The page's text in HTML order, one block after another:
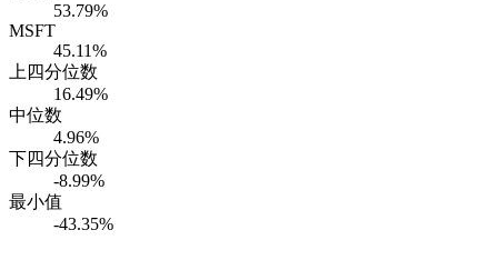
53.79%
MSFT
45.11%
上四分位数
16.49%
中位数
4.96%
下四分位数
-8.99%
最小值
-43.35%